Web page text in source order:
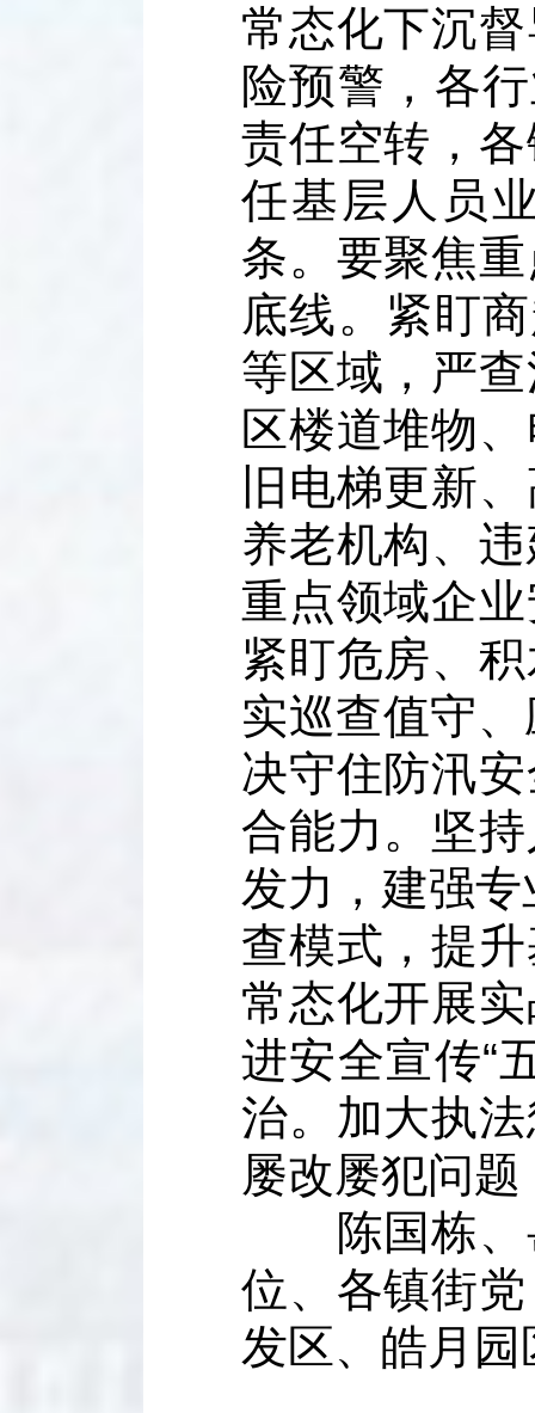
常态化下沉
险预警，各
责任空转，
任基层人员
条。要聚焦
底线。紧盯
等区域，严
区楼道堆物
旧电梯更新
养老机构、
重点领域企
紧盯危房、
实巡查值守
决守住防汛
合能力。坚
发力，建强专
查模式，提
常态化开展
进安全宣传“
治。加大执
屡改屡犯问
陈国栋、
位、各镇街
发区、皓月